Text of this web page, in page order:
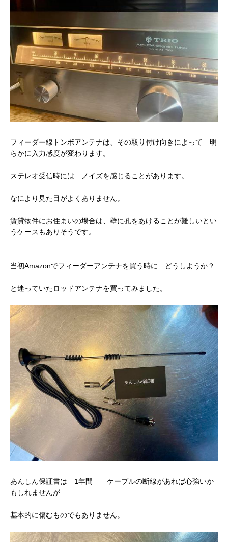
フィーダー線トンボアンテナは、その取り付け向きによって 明
らかに入力感度が変わります。
ステレオ受信時には ノイズを感じることがあります。
なにより見た目がよくありません。
賃貸物件にお住まいの場合は、壁に孔をあけることが難しいとい
うケースもありそうです。
当初Amazonでフィーダーアンテナを買う時に どうしようか？
と迷っていたロッドアンテナを買ってみました。
あんしん保証書は 1年間 ケーブルの断線があれば心強いか
もしれませんが
基本的に傷むものでもありません。